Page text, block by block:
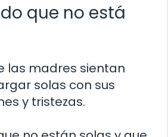
que no está
las madres sientan
solas con sus
y tristezas.